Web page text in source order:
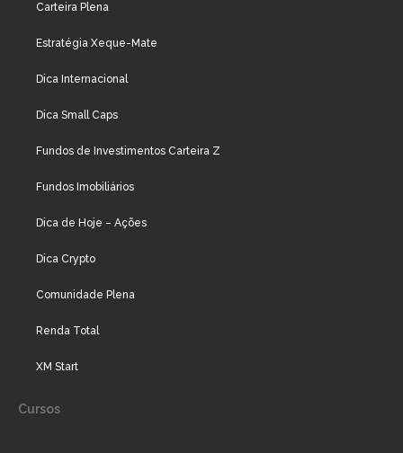
Carteira Plena
Estratégia Xeque-Mate
Dica Internacional
Dica Small Caps
Fundos de Investimentos Carteira Z
Fundos Imobiliários
Dica de Hoje – Ações
Dica Crypto
Comunidade Plena
Renda Total
XM Start
Cursos